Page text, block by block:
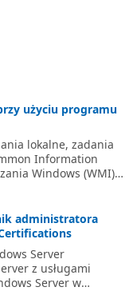
użyciu programu
lokalne, zadania
Information
Windows (WMI).
administratora
Server
z usługami
Server w